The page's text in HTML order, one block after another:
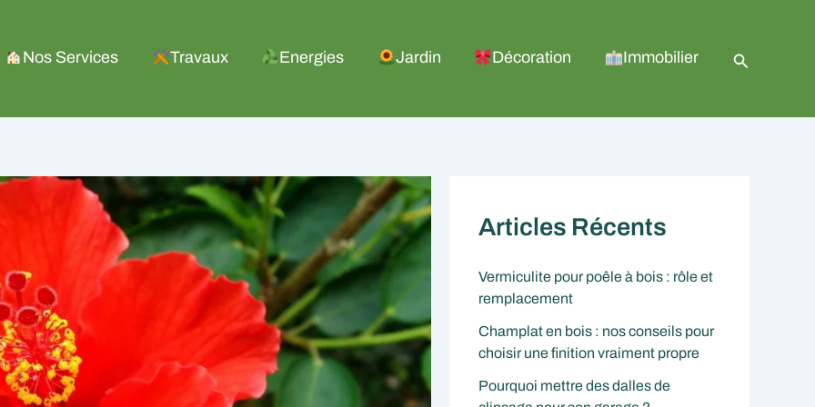
Nos Services Travaux Energies Jardin Décoration Immobilier
Articles Récents
Vermiculite pour poêle à bois : rôle et
remplacement
Champlat en bois : nos conseils pour
choisir une finition vraiment propre
Pourquoi mettre des dalles de